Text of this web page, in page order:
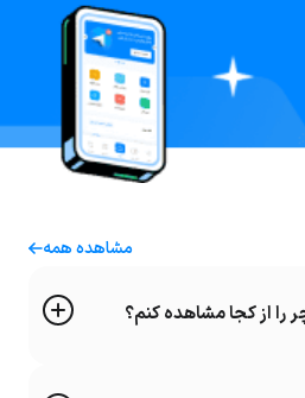
مشاهده همه
از کجا مشاهده کنم؟